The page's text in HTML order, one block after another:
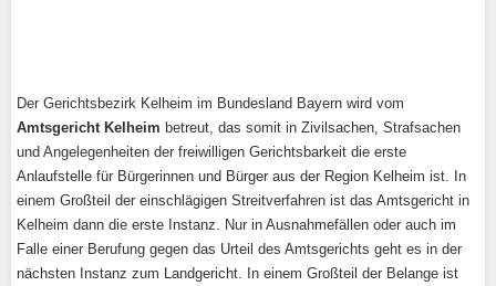
Der Gerichtsbezirk Kelheim im Bundesland Bayern wird vom
Amtsgericht Kelheim betreut, das somit in Zivilsachen, Strafsachen
und Angelegenheiten der freiwilligen Gerichtsbarkeit die erste
Anlaufstelle für Bürgerinnen und Bürger aus der Region Kelheim ist. In
einem Großteil der einschlägigen Streitverfahren ist das Amtsgericht in
Kelheim dann die erste Instanz. Nur in Ausnahmefällen oder auch im
Falle einer Berufung gegen das Urteil des Amtsgerichts geht es in der
nächsten Instanz zum Landgericht. In einem Großteil der Belange ist